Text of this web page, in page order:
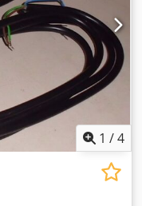
1 /4